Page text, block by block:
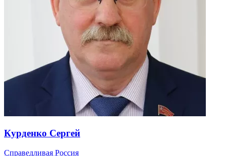
Курденко Сергей
Справедливая Россия